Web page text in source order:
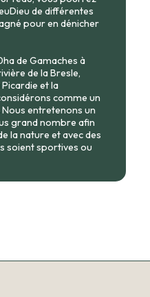
de différentes
pour en dénicher
de Gamaches à
de la Bresle,
et la
comme un
entretenons un
grand nombre afin
la nature et avec des
soient sportives ou